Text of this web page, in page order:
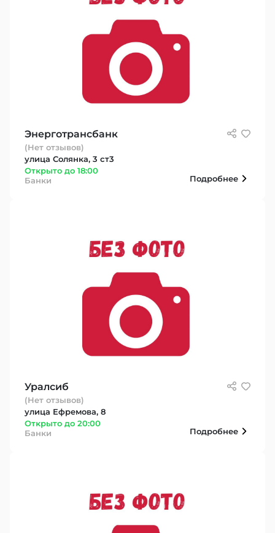
Энерготрансбанк
(Нет отзывов)
улица Солянка, 3 ст3
Открыто до 18:00
Банки
Подробнее
Уралсиб
(Нет отзывов)
улица Ефремова, 8
Открыто до 20:00
Банки
Подробнее